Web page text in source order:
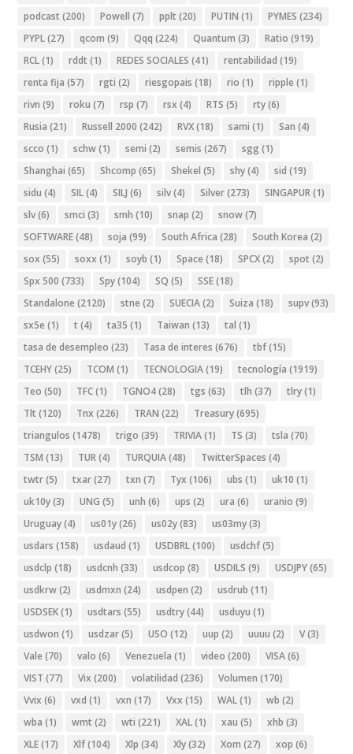
podcast (200) Powell (7) pplt (20) PUTIN (1) PYMES (234)
PYPL(27) qcom (9) Qqq (224) Quantum (3) Ratio (919)
RCL(1) rddt (1) REDES SOCIALES (41) rentabilidad (19)
renta fija (57) rgti (2) riesgopais (18) rio (1) ripple (1)
rivn (9) roku (7) rsp (7) rsx (4) RTS (5) rty(6)
Rusia (21) Russell 2000 (242) RVX(18) sami (1) San (4)
scco (1) schw(1) semi (2) semis (267) sgg (1)
Shanghai (65) Shcomp (65) Shekel (5) shy(4) sid (19)
sidu (4) SIL(4) SILJ (6) silv(4) Silver(273) SINGAPUR(1)
slv(6) smci (3) smh (10) snap (2) snow(7)
SOFTWARE(48) soja (99) South Africa (28) South Korea (2)
sox (55) soxx (1) soyb (1) Space (18) SPCX(2) spot (2)
Spx 500 (733) Spy(104) SQ (5) SSE(18)
Standalone (2120) stne (2) SUECIA(2) Suiza (18) supv(93)
sx5e (1) t (4) ta35 (1) Taiwan (13) tal (1)
tasa de desempleo (23) Tasa de interes (676) tbf(15)
TCEHY(25) TCOM (1) TECNOLOGIA(19) tecnología (1919)
Teo (50) TFC(1) TGNO4(28) tgs (63) tlh (37) tlry(1)
Tlt (120) Tnx (226) TRAN (22) Treasury(695)
triangulos (1478) trigo (39) TRIVIA(1) TS (3) tsla (70)
TSM (13) TUR(4) TURQUIA(48) TwitterSpaces (4)
twtr(5) txar(27) txn (7) Tyx (106) ubs (1) uk10 (1)
uk10y(3) UNG (5) unh (6) ups (2) ura (6) uranio (9)
Uruguay(4) us01y(26) us02y(83) us03my(3)
usdars (158) usdaud (1) USDBRL(100) usdchf(5)
usdclp (18) usdcnh (33) usdcop (8) USDILS (9) USDJPY(65)
usdkrw(2) usdmxn (24) usdpen (2) usdrub (11)
USDSEK(1) usdtars (55) usdtry(44) usduyu (1)
usdwon (1) usdzar(5) USO (12) uup (2) uuuu (2) V(3)
Vale (70) valo (6) Venezuela (1) video (200) VISA(6)
VIST (77) Vix (200) volatilidad (236) Volumen (170)
Vvix (6) vxd (1) vxn (17) Vxx (15) WAL(1) wb (2)
wba (1) wmt (2) wti (221) XAL(1) xau (5) xhb (3)
XLE(17) Xlf(104) Xlp (34) Xly(32) Xom (27) xop (6)